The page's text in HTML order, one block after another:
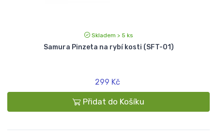
Skladem > 5 ks
Samura Pinzeta na rybí kosti (SFT-01)
299 Kč
Přidat do Košíku